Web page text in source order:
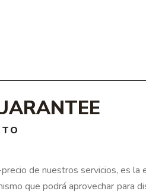
de nuestros servicios, es la
que podrá aprovechar para